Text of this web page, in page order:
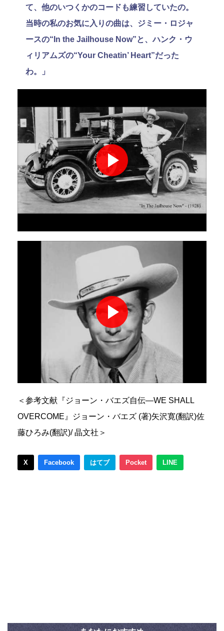
て、他のいつくかのコードも練習していたの。
当時の私のお気に入りの曲は、ジミー・ロジャ
ースの“In the Jailhouse Now”と、ハンク・ウ
ィリアムズの“Your Cheatin’ Heart”だった
わ。」
＜参考文献『ジョーン・バエズ自伝―WE SHALL
OVERCOME』ジョーン・バエズ (著)矢沢寛(翻訳)佐
藤ひろみ(翻訳)/ 晶文社＞
X Facebook はてブ Pocket LINE